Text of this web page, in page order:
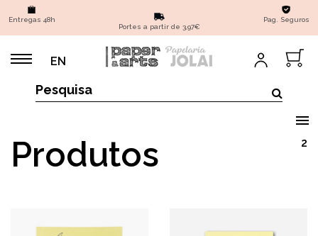
Entregas 48h
Portes a partir de 3,97€
Pag. Seguros
EN
Produtos 2